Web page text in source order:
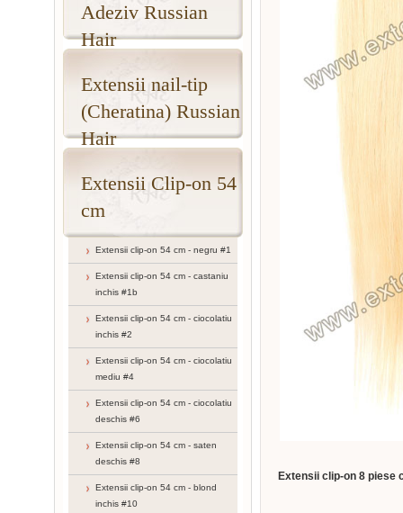
Adeziv Russian
Hair
Extensii nail-tip
(Cheratina) Russian
Hair
Extensii Clip-on 54
cm
Extensii clip-on 54 cm - negru #1
Extensii clip-on 54 cm - castaniu
inchis #1b
Extensii clip-on 54 cm - ciocolatiu
inchis #2
Extensii clip-on 54 cm - ciocolatiu
mediu #4
Extensii clip-on 54 cm - ciocolatiu
deschis #6
Extensii clip-on 54 cm - saten
deschis #8
Extensii clip-on 54 cm - blond
inchis #10
Extensii clip-on 8 piese